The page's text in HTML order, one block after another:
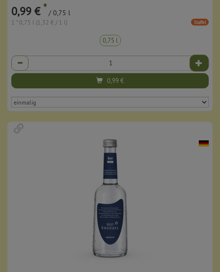
0,99 € * / 0,75 l
1 * 0,75 l (1,32 € / 1 l) Staffel
0,75 l
Anzahl
0,99€